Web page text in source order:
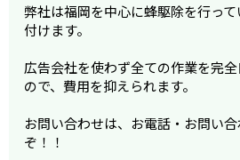
弊社は福岡を中心に蜂駆除を行っ
付けます。
広告会社を使わず全ての作業を完
ので、費用を抑えられます。
お問い合わせは、お電話・お問い
ぞ！！